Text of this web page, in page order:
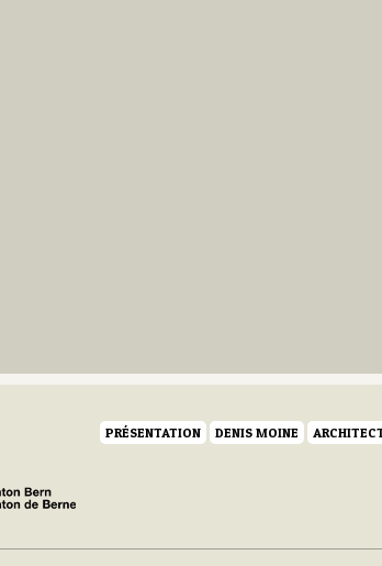
PRÉSENTATION DENIS MOINE